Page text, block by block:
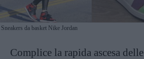
Sneakers da basket Nike Jordan
Complice la rapida ascesa delle